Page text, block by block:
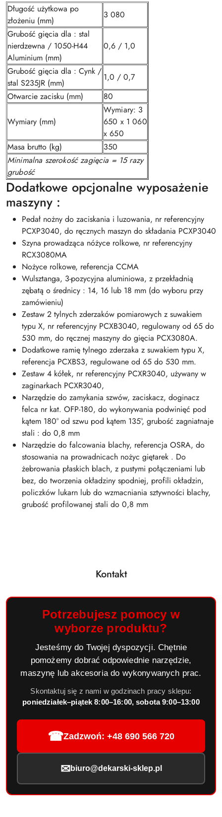
Długość użytkowa po
złożeniu (mm)
3 080
Grubość gięcia dla : stal
nierdzewna / 1050-H44
Aluminium (mm)
0,6 / 1,0
Grubość gięcia dla : Cynk /
stal S235JR (mm)
1,0 / 0,7
Otwarcie zacisku (mm)
80
Wymiary (mm)
Wymiary: 3
650 x 1 060
x 650
Masa brutto (kg)
350
Minimalna szerokość zagięcia = 15 razy
grubość
Dodatkowe opcjonalne wyposażenie
maszyny :
Pedał nożny do zaciskania i luzowania, nr referencyjny
PCXP3040, do ręcznych maszyn do składania PCXP3040
Szyna prowadząca nóżyce rolkowe, nr referencyjny
RCX3080MA
Nożyce rolkowe, referencja CCMA
Wulsztanga, 3-pozycyjna aluminiowa, z przekładnią
zębatą o średnicy : 14, 16 lub 18 mm (do wyboru przy
zamówieniu)
Zestaw 2 tylnych zderzaków pomiarowych z suwakiem
typu X, nr referencyjny PCXB3040, regulowany od 65 do
530 mm, do ręcznej maszyny do gięcia PCX3080A.
Dodatkowe ramię tylnego zderzaka z suwakiem typu X,
referencja PCXBS3, regulowane od 65 do 530 mm.
Zestaw 4 kółek, nr referencyjny PCXR3040, używany w
zaginarkach PCXR3040,
Narzędzie do zamykania szwów, zaciskacz, doginacz
felca nr kat. OFP-180, do wykonywania podwinięć pod
kątem 180° od szwu pod kątem 135°, grubość zagniatnaje
stali : do 0,8 mm
Narzędzie do falcowania blachy, referencja OSRA, do
stosowania na prowadnicach nożyc giętarek . Do
żebrowania płaskich blach, z pustymi połączeniami lub
bez, do tworzenia okładziny spodniej, profili okładzin,
policzków lukarn lub do wzmacniania sztywności blachy,
grubość profilowanej stali do 0,8 mm
Kontakt
Potrzebujesz pomocy w
wyborze produktu?
Jesteśmy do Twojej dyspozycji. Chętnie
pomożemy dobrać odpowiednie narzędzie,
maszynę lub akcesoria do wykonywanych prac.
Skontaktuj się z nami w godzinach pracy sklepu:
poniedziałek–piątek 8:00–16:00, sobota 9:00–13:00
☎Zadzwoń: +48 690 566 720
✉ biuro@dekarski-sklep.pl